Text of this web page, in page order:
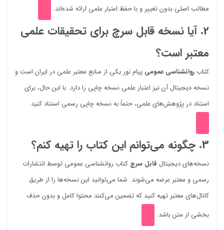
مطالب اصلی بدون تغییر و با حفظ اعتبار علمی ارائه شده‌اند.
2. آیا نسخه قابل سرچ برای تحقیقات علمی
معتبر است؟
کتاب روانشناسی عمومی پیام نور یکی از منابع معتبر علمی در ایران است و
نسخه دیجیتال آن نیز اعتبار علمی نسخه چاپی را دارد. با این حال، برای
استناد در پژوهش‌های علمی، حتماً به نسخه چاپی رسمی استناد کنید.
3. چگونه می‌توانم این کتاب را تهیه کنم؟
نسخه‌های دیجیتال قابل سرچ کتاب روانشناسی عمومی توسط انتشارات
رسمی و معتبر عرضه می‌شوند. شما می‌توانید این نسخه‌ها را از طریق
کانال‌های معتبر تهیه کنید که تضمین می‌کنند محتوا کامل و بدون حذف
بخشی از متن باشد.